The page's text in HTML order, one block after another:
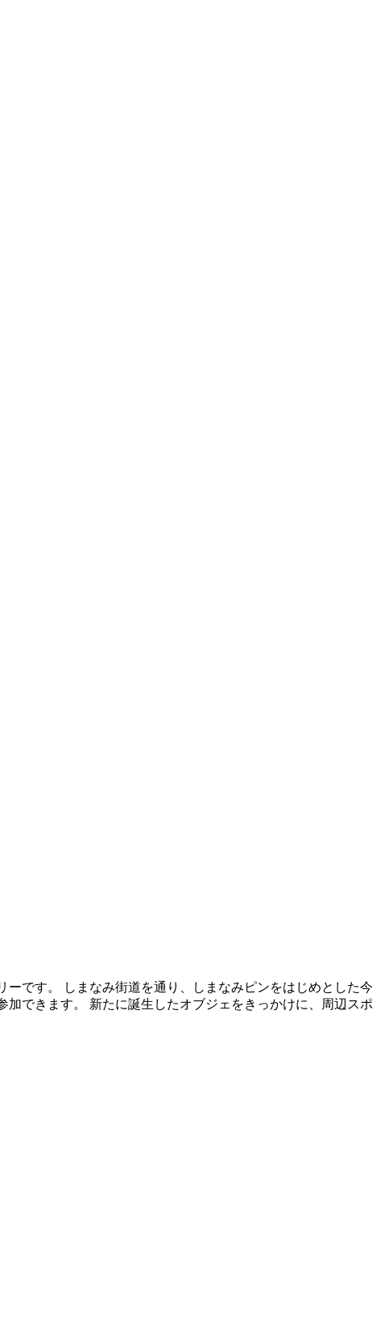
です。 しまなみ街道を通り、しまなみピンをはじめとした今
できます。 新たに誕生したオブジェをきっかけに、周辺スポ